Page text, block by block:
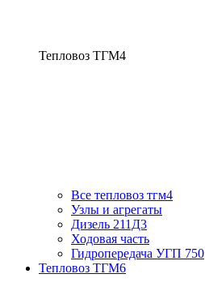
Тепловоз ТГМ4
Все тепловоз тгм4
Узлы и агрегаты
Дизель 211Д3
Ходовая часть
Гидропередача УГП 750
Тепловоз ТГМ6